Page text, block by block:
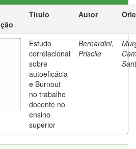
Título Autor
Estudo
correlacional
sobre
autoeficácia
e Burnout
no trabalho
docente no
ensino
superior
Bernardini,
Priscile